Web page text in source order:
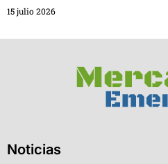
15 julio 2026
Noticias